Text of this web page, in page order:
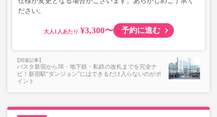
ださい。
大人 ¥3,300〜 予約に進む
バスタ新宿からJR・地下鉄・私鉄の改札までを完全ナ
ビ！新宿駅“ダンジョン”にはできるだけ入らないのがポ
イント